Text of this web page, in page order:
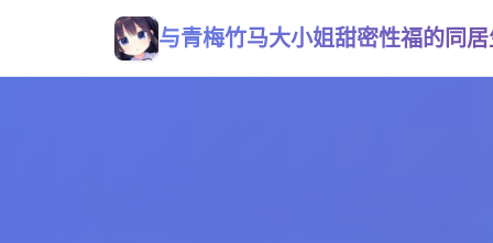
与青梅竹马大小姐甜密性福的同